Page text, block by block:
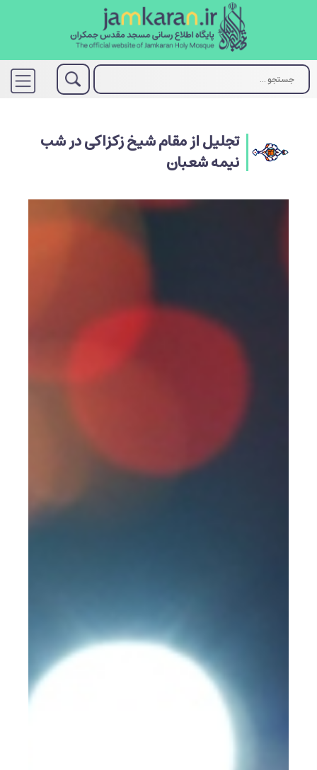
تجلیل از مقام شیخ زکزاکی در شب
نیمه شعبان